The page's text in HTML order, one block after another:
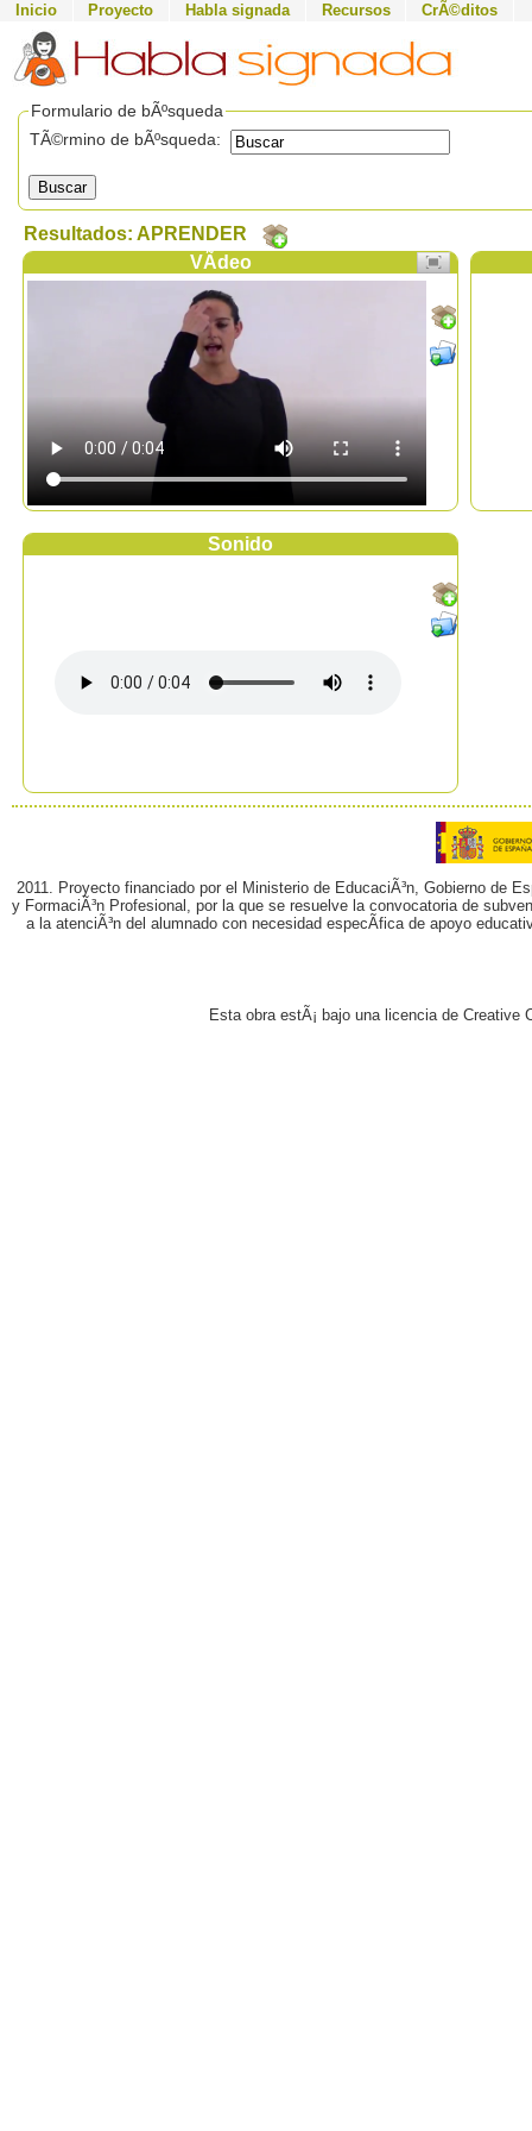
Inicio Proyecto Habla signada Recursos CrÃ©ditos
Formulario de bÃºsqueda
TÃ©rmino de bÃºsqueda:
Buscar
Resultados: APRENDER
VÃ­deo
Sonido
2011. Proyecto financiado por el Ministerio de EducaciÃ³n, Gobierno de
y FormaciÃ³n Profesional, por la que se resuelve la convocatoria de
a la atenciÃ³n del alumnado con necesidad especÃ­fica de apoyo
Esta obra estÃ¡ bajo una licencia de Creative